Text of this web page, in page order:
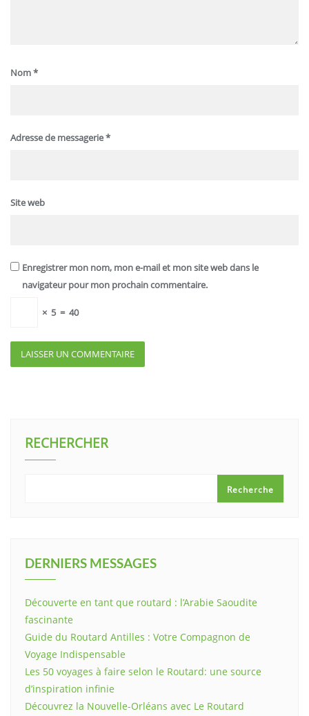
Nom*
Adresse de messagerie*
Site web
Enregistrer mon nom, mon e-mail et mon site web dans le
navigateur pour mon prochain commentaire.
× 5 = 40
RECHERCHER
Recherche
DERNIERS MESSAGES
Découverte en tant que routard : l’Arabie Saoudite
fascinante
Guide du Routard Antilles : Votre Compagnon de
Voyage Indispensable
Les 50 voyages à faire selon le Routard: une source
d’inspiration infinie
Découvrez la Nouvelle-Orléans avec Le Routard